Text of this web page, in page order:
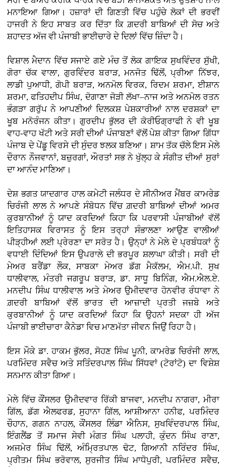
ਮਨਾਇਆ ਗਿਆ। ਹਜ਼ਾਰਾਂ ਦੀ ਗਿਣਤੀ ਵਿੱਚ ਪਹੁੰਚੇ ਲੋਕਾਂ ਦੀ ਭਰਵੀਂ
ਹਾਜਰੀ ਨੇ ਇਹ ਸਾਬਤ ਕਰ ਦਿੱਤਾ ਕਿ ਗ਼ਦਰੀ ਬਾਬਿਆਂ ਦੀ ਸੋਚ ਅਤੇ
ਸ਼ਹਾਦਤ ਅੱਜ ਵੀ ਪੰਜਾਬੀ ਭਾਈਚਾਰੇ ਦੇ ਦਿਲਾਂ ਵਿੱਚ ਜ਼ਿੰਦਾ ਹੈ।
ਵਿਸ਼ਾਲ ਮੈਦਾਨ ਵਿੱਚ ਸਜਾਏ ਗਏ ਮੰਚ ਤੋਂ ਲੋਕ ਗਾਇਕ ਸੁਖਵਿੰਦਰ ਸੁੱਖੀ,
ਗੋਰਾ ਚੱਕ ਵਾਲਾ, ਗੁਰਵਿੰਦਰ ਬਰਾੜ, ਮਨਜੋਤ ਢਿੱਲੋਂ, ਪ੍ਰੀਆ ਨਿੱਝਰ,
ਲਾਡੀ ਪੁਆਧੀ, ਗੋਪੀ ਬਰਾੜ, ਅਨਮੋਲ ਵਿਰਕ, ਰਿਦਮ ਸ਼ਰਮਾ, ਈਸ਼ਾਨ
ਸ਼ਰਮਾ, ਫਤਿਹਦੀਪ ਸਿੰਘ, ਦੋਗਾਣਾ ਜੋੜੀ ਲੱਖਾ–ਨਾਜ ਅਤੇ ਅਨਮੋਲ ਰਤਨ
ਭੰਗੜਾ ਗਰੁੱਪ ਨੇ ਆਪਣੀਆਂ ਦਿਲਕਸ਼ ਪੇਸ਼ਕਾਰੀਆਂ ਨਾਲ ਦਰਸ਼ਕਾਂ ਦਾ
ਖੂਬ ਮਨੋਰੰਜਨ ਕੀਤਾ। ਗੁਰਦੀਪ ਭੁੱਲਰ ਦੀ ਕੋਰੀਓਗ੍ਰਾਫੀ ਨੇ ਵੀ ਖੂਬ
ਵਾਹ-ਵਾਹ ਖੱਟੀ ਅਤੇ ਸਰੀ ਦੀਆਂ ਪੰਜਾਬਣਾਂ ਵੱਲੋਂ ਪੇਸ਼ ਕੀਤਾ ਗਿਆ ਗਿੱਧਾ
ਪੰਜਾਬ ਦੇ ਪੇਂਡੂ ਵਿਰਸੇ ਦੀ ਸੁੰਦਰ ਝਲਕ ਬਣਿਆ। ਸ਼ਾਮ ਤੱਕ ਚੱਲੇ ਇਸ ਮੇਲੇ
ਦੌਰਾਨ ਨੌਜਵਾਨਾਂ, ਬਜ਼ੁਰਗਾਂ, ਔਰਤਾਂ ਸਭ ਨੇ ਖੁੱਲ੍ਹ ਕੇ ਸੰਗੀਤ ਦੀਆਂ ਸੁਰਾਂ
ਦਾ ਆਨੰਦ ਮਾਣਿਆ।
ਦੇਸ਼ ਭਗਤ ਯਾਦਗਾਰ ਹਾਲ ਕਮੇਟੀ ਜਲੰਧਰ ਦੇ ਸੀਨੀਅਰ ਮੈਂਬਰ ਕਾਮਰੇਡ
ਚਿਰੰਜੀ ਲਾਲ ਨੇ ਆਪਣੇ ਸੰਬੋਧਨ ਵਿੱਚ ਗ਼ਦਰੀ ਬਾਬਿਆਂ ਦੀਆਂ ਅਮਰ
ਕੁਰਬਾਨੀਆਂ ਨੂੰ ਯਾਦ ਕਰਦਿਆਂ ਕਿਹਾ ਕਿ ਪਰਵਾਸੀ ਪੰਜਾਬੀਆਂ ਵੱਲੋਂ
ਇਤਿਹਾਸਕ ਵਿਰਾਸਤ ਨੂੰ ਇਸ ਤਰ੍ਹਾਂ ਸੰਭਾਲਣਾ ਆਉਣ ਵਾਲੀਆਂ
ਪੀੜ੍ਹੀਆਂ ਲਈ ਪ੍ਰੇਰਣਾ ਦਾ ਸਰੋਤ ਹੈ। ਉਨ੍ਹਾਂ ਨੇ ਮੇਲੇ ਦੇ ਪ੍ਰਬੰਧਕਾਂ ਨੂੰ
ਵਧਾਈ ਦਿੰਦਿਆਂ ਇਸ ਉਪਰਾਲੇ ਦੀ ਭਰਪੂਰ ਸ਼ਲਾਘਾ ਕੀਤੀ। ਸਰੀ ਦੀ
ਮੇਅਰ ਬਰੈਂਡਾ ਲੌਕ, ਸਾਬਕਾ ਮੇਅਰ ਡੱਗ ਮੈਕੱਲਮ, ਐਮ.ਪੀ. ਸੁਖ
ਧਾਲੀਵਾਲ, ਮੰਤਰੀ ਜਗਰੂਪ ਬਰਾੜ, ਡਾ. ਸਾਧੂ ਬਿਨਿੰਗ, ਐਮ.ਐਲ.ਏ.
ਮਨਦੀਪ ਸਿੰਘ ਧਾਲੀਵਾਲ ਅਤੇ ਮੇਅਰ ਉਮੀਦਵਾਰ ਹੋਨਵੀਰ ਰੰਧਾਵਾ ਨੇ
ਗ਼ਦਰੀ ਬਾਬਿਆਂ ਵੱਲੋਂ ਭਾਰਤ ਦੀ ਆਜ਼ਾਦੀ ਪ੍ਰਤੀ ਜਜ਼ਬੇ ਅਤੇ
ਕੁਰਬਾਨੀਆਂ ਨੂੰ ਯਾਦ ਕਰਦਿਆਂ ਕਿਹਾ ਕਿ ਉਹਨਾਂ ਸਦਕਾ ਹੀ ਅੱਜ
ਪੰਜਾਬੀ ਭਾਈਚਾਰਾ ਕੈਨੇਡਾ ਵਿਚ ਮਾਣਮੱਤਾ ਜੀਵਨ ਜਿਉਂ ਰਿਹਾ ਹੈ।
ਇਸ ਮੌਕੇ ਡਾ. ਹਾਕਮ ਭੁੱਲਰ, ਸੋਹਣ ਸਿੰਘ ਪੂਨੀ, ਕਾਮਰੇਡ ਚਿਰੰਜੀ ਲਾਲ,
ਪਰਮਿੰਦਰ ਸਵੈਚ ਅਤੇ ਸਤਿੰਦਰਪਾਲ ਸਿੰਘ ਸਿੱਧਵਾਂ (ਟੋਰਾਂਟੋ) ਦਾ ਵਿਸ਼ੇਸ਼
ਸਨਮਾਨ ਕੀਤਾ ਗਿਆ।
ਮੇਲੇ ਵਿੱਚ ਕੌਂਸਲਰ ਉਮੀਦਵਾਰ ਰਿੱਕੀ ਬਾਜਵਾ, ਮਨਦੀਪ ਨਾਗਰਾ, ਮੀਰਾ
ਗਿੱਲ, ਡੱਗ ਐਲਫਰਡ, ਸੁਹਾਨਾ ਗਿੱਲ, ਆਸ਼ੀਆਨਾ ਹਨੀਫ, ਪਰਮਿੰਦਰ
ਚੌਹਾਨ, ਗਗਨ ਨਾਹਲ, ਕੌਂਸਲਰ ਲਿੰਡਾ ਐਨਿਸ, ਸੁਖਵਿੰਦਰਪਾਲ ਸਿੰਘ,
ਇੰਗਲੈਂਡ ਤੋਂ ਸਮਾਜ ਸੇਵੀ ਮੰਗਤ ਸਿੰਘ ਪਲਾਹੀ, ਕੁੰਦਨ ਸਿੰਘ ਰਾਣਾ,
ਅਜਮੇਰ ਸਿੰਘ ਢਿੱਲੋਂ, ਅੰਮ੍ਰਿਤਪਾਲ ਢੋਟ, ਗਿਆਨੀ ਨਰਿੰਦਰ ਸਿੰਘ,
ਪ੍ਰੀਤਮ ਸਿੰਘ ਭਰੋਵਾਲ, ਸੁਰਜੀਤ ਸਿੰਘ ਮਾਧੋਪੁਰੀ, ਪਰਮਿੰਦਰ ਸਵੈਚ,